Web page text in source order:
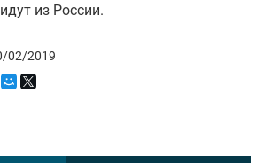
из России.
02/2019